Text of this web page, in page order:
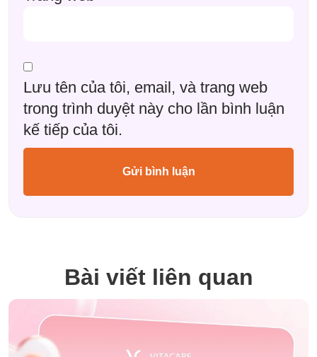
Lưu tên của tôi, email, và trang web
trong trình duyệt này cho lần bình luận
kế tiếp của tôi.
Bài viết liên quan